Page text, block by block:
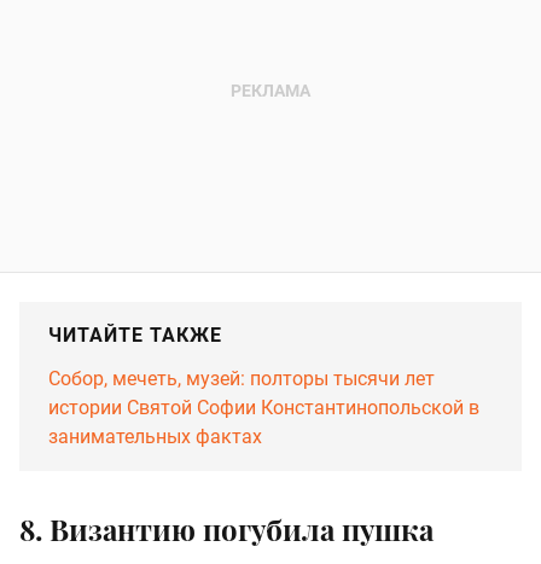
ЧИТАЙТЕ ТАКЖЕ
Собор, мечеть, музей: полторы тысячи лет
истории Святой Софии Константинопольской в
занимательных фактах
8. Византию погубила пушка